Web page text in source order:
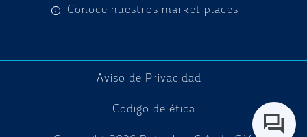
Conoce nuestros market places
Aviso de Privacidad
Codigo de ética